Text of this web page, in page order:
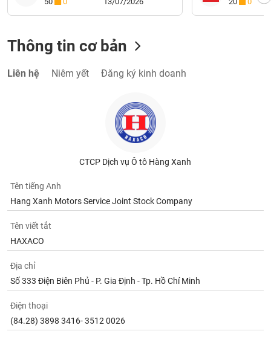
Thông tin cơ bản
Liên hệ Niêm yết Đăng ký kinh doanh
CTCP Dịch vụ Ô tô Hàng Xanh
Tên tiếng Anh
Hang Xanh Motors Service Joint Stock Company
Tên viết tắt
HAXACO
Địa chỉ
Số 333 Điện Biên Phủ - P. Gia Định - Tp. Hồ Chí Minh
Điện thoại
(84.28) 3898 3416- 3512 0026